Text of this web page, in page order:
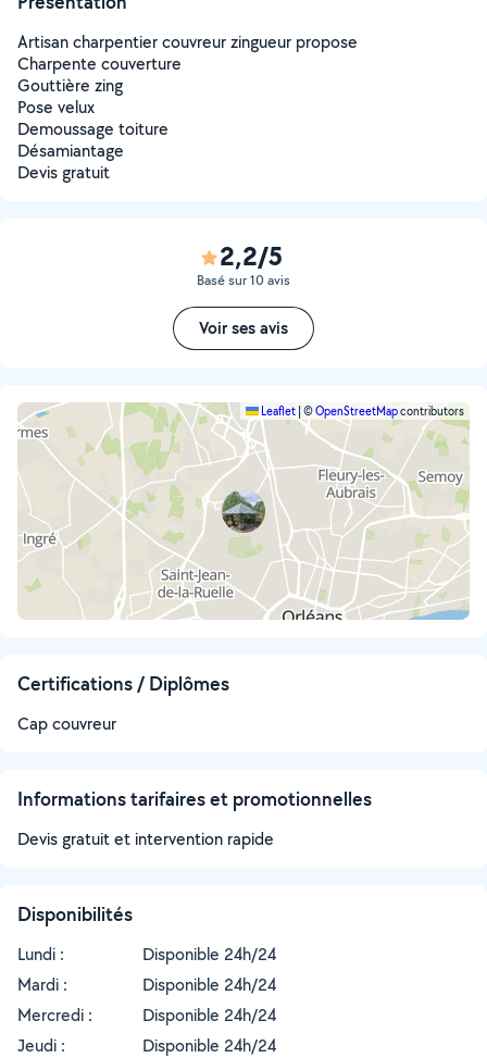
Artisan charpentier couvreur zingueur propose
Charpente couverture
Gouttière zing
Pose velux
Demoussage toiture
Désamiantage
Devis gratuit
2,2/5
Basé sur 10 avis
Voir ses avis
Leaflet ©OpenStreetMapcontributors
Certifications / Diplômes
Cap couvreur
Informations tarifaires et promotionnelles
Devis gratuit et intervention rapide
Disponibilités
Lundi :
Disponible 24h/24
Mardi :
Disponible 24h/24
Mercredi :
Disponible 24h/24
Jeudi :
Disponible 24h/24